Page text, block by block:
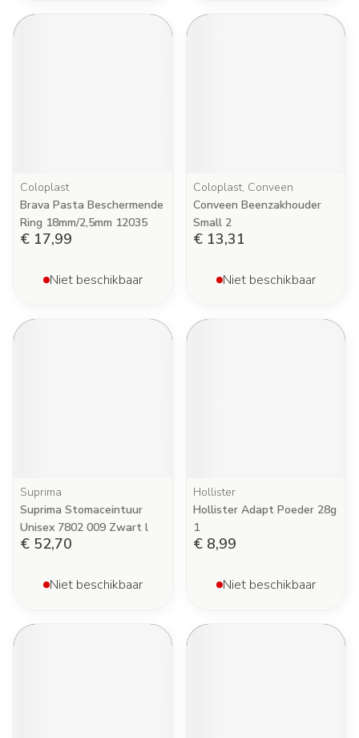
Coloplast
Brava Pasta Beschermende
Ring 18mm/2,5mm 12035
€ 17,99
Niet beschikbaar
Coloplast, Conveen
Conveen Beenzakhouder
Small 2
€ 13,31
Niet beschikbaar
Suprima
Suprima Stomaceintuur
Unisex 7802 009 Zwart l
€ 52,70
Niet beschikbaar
Hollister
Hollister Adapt Poeder 28g
1
€ 8,99
Niet beschikbaar